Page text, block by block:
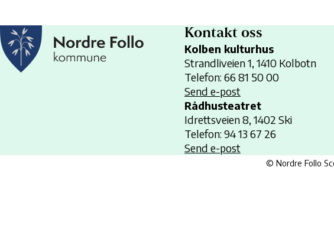
Kontakt oss
Kolben kulturhus
Strandliveien 1, 1410 Kolbotn
Telefon: 66 81 50 00
Send e-post
Rådhusteatret
Idrettsveien 8, 1402 Ski
Telefon: 94 13 67 26
Send e-post
© Nordre Follo